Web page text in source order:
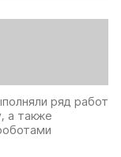
ряд работ
а также